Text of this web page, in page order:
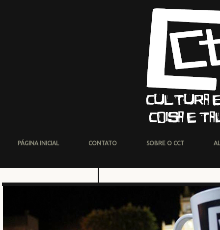
PÁGINA INICIAL CONTATO SOBRE O CCT